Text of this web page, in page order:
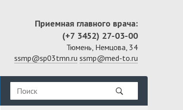
Приемная главного врача:
(+7 3452) 27-03-00
Тюмень, Немцова, 34
ssmp@sp03tmn.ru ssmp@med-to.ru